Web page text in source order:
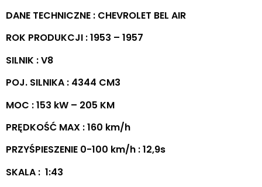
DANE TECHNICZNE : CHEVROLET BEL AIR
ROK PRODUKCJI : 1953 – 1957
SILNIK : V8
POJ. SILNIKA : 4344 CM3
MOC : 153 kW – 205 KM
PRĘDKOŚĆ MAX : 160 km/h
PRZYŚPIESZENIE 0-100 km/h : 12,9s
SKALA : 1:43